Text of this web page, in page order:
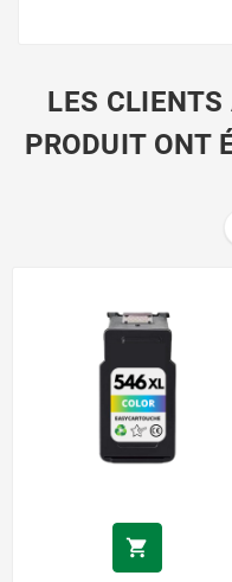
LES CLIENTS
PRODUIT ONT
